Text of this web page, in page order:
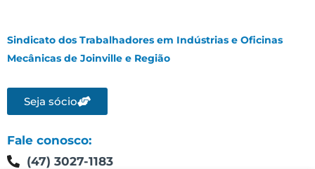
Sindicato dos Trabalhadores em Indústrias e Oficinas
Mecânicas de Joinville e Região
Seja sócio
Fale conosco:
(47) 3027-1183